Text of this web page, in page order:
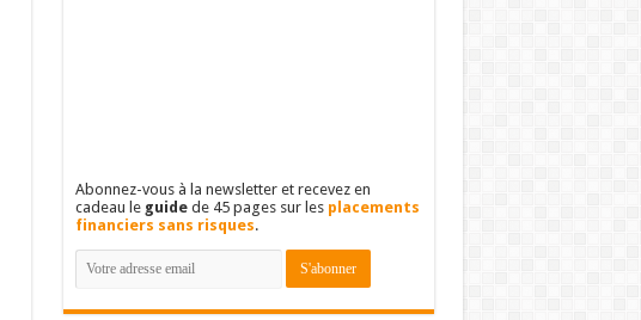
Abonnez-vous à la newsletter et recevez en
cadeau le guidede 45 pages sur les placements
financiers sans risques.